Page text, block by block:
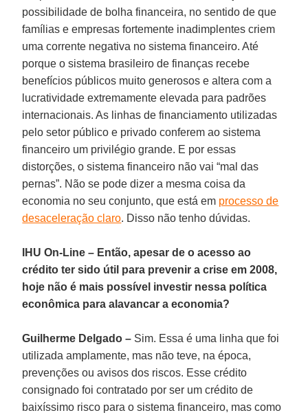
possibilidade de bolha financeira, no sentido de que
famílias e empresas fortemente inadimplentes criem
uma corrente negativa no sistema financeiro. Até
porque o sistema brasileiro de finanças recebe
benefícios públicos muito generosos e altera com a
lucratividade extremamente elevada para padrões
internacionais. As linhas de financiamento utilizadas
pelo setor público e privado conferem ao sistema
financeiro um privilégio grande. E por essas
distorções, o sistema financeiro não vai “mal das
pernas”. Não se pode dizer a mesma coisa da
economia no seu conjunto, que está em processo de
desaceleração claro. Disso não tenho dúvidas.
IHU On-Line – Então, apesar de o acesso ao
crédito ter sido útil para prevenir a crise em 2008,
hoje não é mais possível investir nessa política
econômica para alavancar a economia?
Guilherme Delgado – Sim. Essa é uma linha que foi
utilizada amplamente, mas não teve, na época,
prevenções ou avisos dos riscos. Esse crédito
consignado foi contratado por ser um crédito de
baixíssimo risco para o sistema financeiro, mas como